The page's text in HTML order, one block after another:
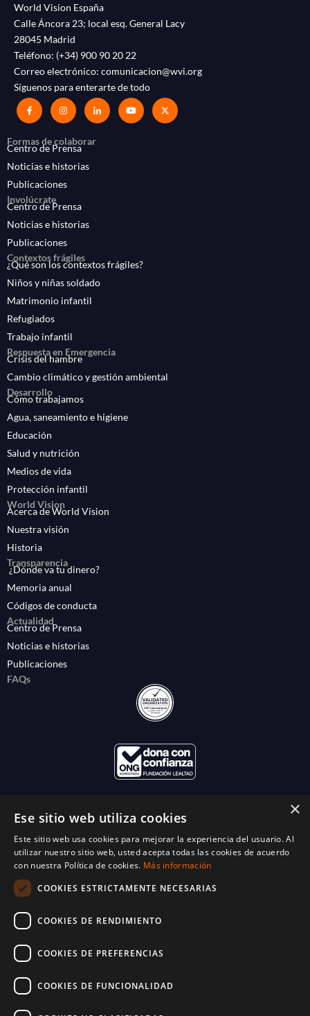
World Vision España
Calle Áncora 23; local esq. General Lacy
28045 Madrid
Teléfono: (+34) 900 90 20 22
Correo electrónico: comunicacion@wvi.org
Síguenos para enterarte de todo
Formas de colaborar
Centro de Prensa
Noticias e historias
Publicaciones
Involúcrate
Centro de Prensa
Noticias e historias
Publicaciones
Contextos frágiles
¿Qué son los contextos frágiles?
Niños y niñas soldado
Matrimonio infantil
Refugiados
Trabajo infantil
Respuesta en Emergencia
Crisis del hambre
Cambio climático y gestión ambiental
Desarrollo
Cómo trabajamos
Agua, saneamiento e higiene
Educación
Salud y nutrición
Medios de vida
Protección infantil
World Vision
Acerca de World Vision
Nuestra visión
Historia
Transparencia
¿Dónde va tu dinero?
Memoria anual
Códigos de conducta
Actualidad
Centro de Prensa
Noticias e historias
Publicaciones
FAQs
×
Ese sitio web utiliza cookies
Este sitio web usa cookies para mejorar la experiencia del usuario. Al
utilizar nuestro sitio web, usted acepta todas las cookies de acuerdo
con nuestra Política de cookies. Más información
COOKIES ESTRICTAMENTE NECESARIAS
COOKIES DE RENDIMIENTO
COOKIES DE PREFERENCIAS
COOKIES DE FUNCIONALIDAD